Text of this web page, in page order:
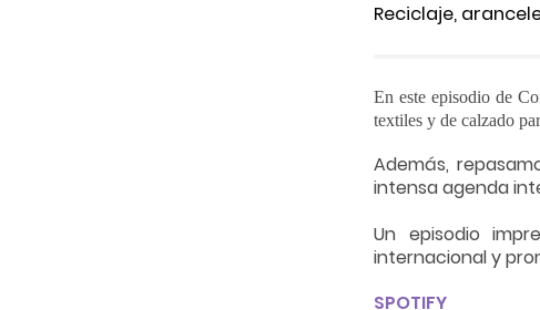
Reciclaje,
En este episodio de
textiles y de calzado
Además,
intensa agenda
Un episodio
internacional y
SPOTIFY